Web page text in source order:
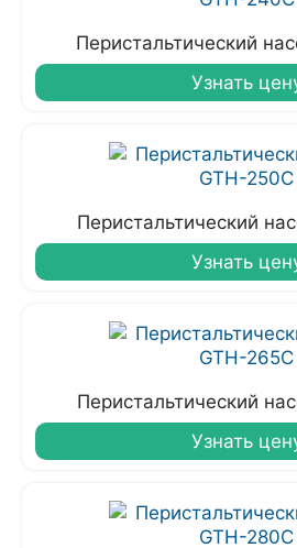
Перистальтический
Узнать
Перистальтический
Узнать
Перистальтический
Узнать